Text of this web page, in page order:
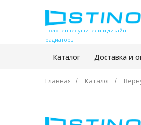
полотенцесушители и дизайн-
радиаторы
Каталог Доставка и
Главная / Каталог /